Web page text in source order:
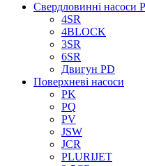
Свердловинні насоси
4SR
4BLOCK
3SR
6SR
Двигун PD
Поверхневі насоси
PK
PQ
PV
JSW
JCR
PLURIJET